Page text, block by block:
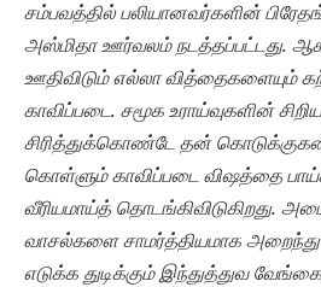
சம்பவத்தில் பலியானவர்களின்
அஸ்மிதா ஊர்வலம் நடத்தப்பட்டது.
ஊதிவிடும் எல்லா வித்தைகளையும்
காவிப்படை. சமூக உராய்வுகளின் சிறிய
சிரித்துக்கொண்டே தன்
கொள்ளும் காவிப்படை விஷத்தை
வீரியமாய்த் தொடங்கிவிடுகிறது.
வாசல்களை சாமர்த்தியமாக அறைந்து
எடுக்க துடிக்கும் இந்துத்துவ